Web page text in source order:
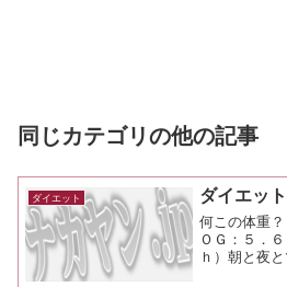
同じカテゴリの他の記事
ダイエット ダイエッ
何この体重
ＯＧ：５．
ｈ）朝と夜